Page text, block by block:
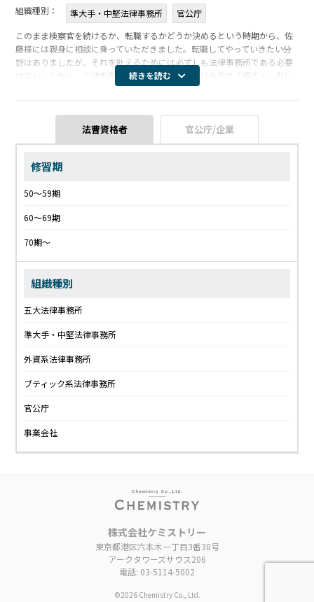
組織種別：
準大手・中堅法律事務所
官公庁
このまま検察官を続けるか、転職するかどうか決めるという時期から、佐
藤様には親身に相談に乗っていただきました。転職してやっていきたい分
野はありましたが、それを叶えるためには必ずしも法律事務所である必要
はないことから、法律事務所だけでなく、事業会社を含めて幅広く、私に
マッチしそうな求人案件をいくつもご紹介いただきました。他社にありが
続きを読む
法曹資格者 官公庁/企業
修習期
50〜59期
60〜69期
70期〜
組織種別
五大法律事務所
準大手・中堅法律事務所
外資系法律事務所
ブティック系法律事務所
官公庁
事業会社
株式会社ケミストリー
東京都港区六本木一丁目3番38号
アークタワーズサウス206
電話: 03-5114-5002
©︎2026 Chemistry Co., Ltd.